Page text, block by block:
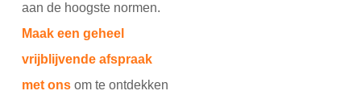
aan de hoogste normen.
Maak een geheel
vrijblijvende afspraak
met ons om te ontdekken